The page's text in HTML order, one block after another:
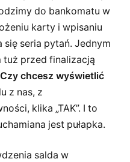
do bankomatu w
karty i wpisaniu
się seria pytań. Jednym
tuż przed finalizacją
chcesz wyświetlić
z nas, z
klika „TAK”. I to
jest pułapka.
salda w